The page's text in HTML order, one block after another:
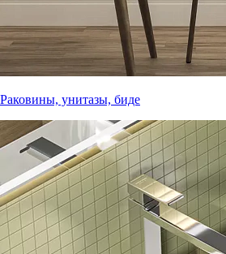
Раковины, унитазы, биде